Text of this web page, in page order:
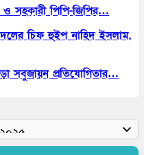
ও সহকারী পিপি-জিপির…
দলের চিফ হুইপ নাহিদ ইসলাম,
সবুজায়ন প্রতিযোগিতার…